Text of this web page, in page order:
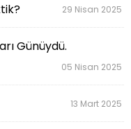
29 Nisan 2025
Günüydü.
05 Nisan 2025
13 Mart 2025